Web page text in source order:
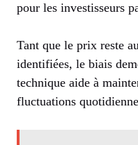
pour les investisseurs
Tant que le prix reste
identifiées, le biais
technique aide à
fluctuations